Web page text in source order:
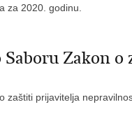
za 2020. godinu.
Zakon
zaštiti prijavitelja